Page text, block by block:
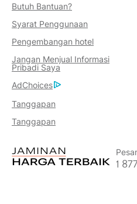
Butuh Bantuan?
Syarat Penggunaan
Pengembangan hotel
Jangan Menjual Informasi
Pribadi Saya
AdChoices
Tanggapan
Tanggapan
1
Keuntungan
Kami
Kami menjanjikan
yang tersedia secara
lima kali lipat poin
hingga maksimum
Jaminan Reservasi
Kamar Anda dijamin.